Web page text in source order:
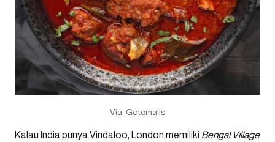
Via: Gotomalls
Kalau India punya Vindaloo, London memiliki Bengal Village